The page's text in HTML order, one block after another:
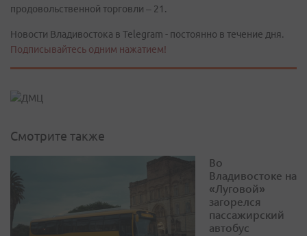
продовольственной торговли – 21.
Новости Владивостока в Telegram - постоянно в течение дня.
Подписывайтесь одним нажатием!
Смотрите также
Во
Владивостоке на
«Луговой»
загорелся
пассажирский
автобус